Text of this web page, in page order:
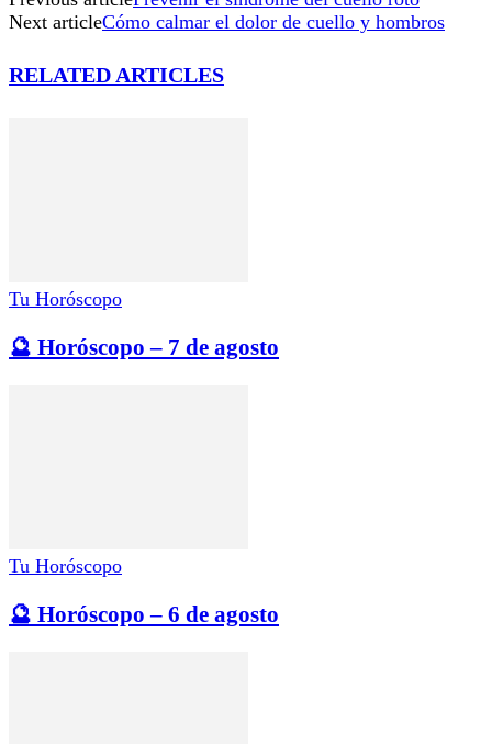
Next articleCómo calmar el dolor de cuello y hombros
RELATED ARTICLES
Tu Horóscopo
🔮 Horóscopo – 7 de agosto
Tu Horóscopo
🔮 Horóscopo – 6 de agosto